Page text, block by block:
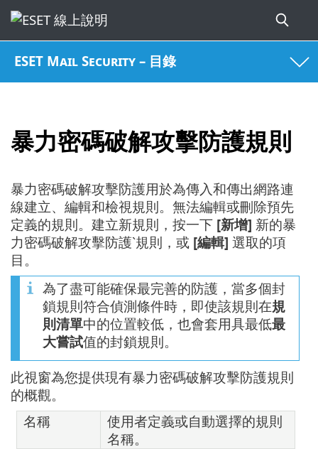
ESET Mail Security – 目錄
暴力密碼破解攻擊防護規則
暴力密碼破解攻擊防護用於為傳入和傳出網路連
線建立、編輯和檢視規則。無法編輯或刪除預先
定義的規則。建立新規則，按一下 [新增] 新的暴
力密碼破解攻擊防護ˋ規則，或 [編輯] 選取的項
目。
為了盡可能確保最完善的防護，當多個封
鎖規則符合偵測條件時，即使該規則在規
則清單中的位置較低，也會套用具最低最
大嘗試值的封鎖規則。
此視窗為您提供現有暴力密碼破解攻擊防護規則
的概觀。
名稱
使用者定義或自動選擇的規則
名稱。